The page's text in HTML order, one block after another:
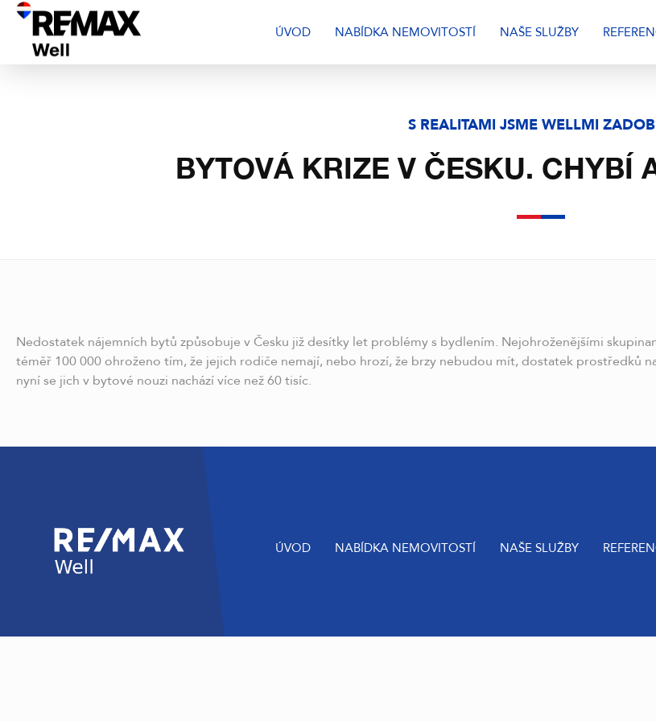
ÚVOD NABÍDKA NEMOVITOSTÍ NAŠE SLUŽBY
S REALITAMI JSME WELLMI
BYTOVÁ KRIZE V ČESKU. CHYBÍ
Nedostatek nájemních bytů způsobuje v Česku již desítky let problémy s bydlením. Nejohroženějšími
téměř 100 000 ohroženo tím, že jejich rodiče nemají, nebo hrozí, že brzy nebudou mít, dostatek prostředků
nyní se jich v bytové nouzi nachází více než 60 tisíc.
ÚVOD NABÍDKA NEMOVITOSTÍ NAŠE SLUŽBY